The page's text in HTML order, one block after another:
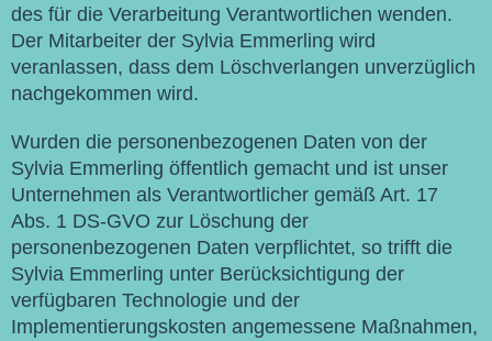
des für die Verarbeitung Verantwortlichen wenden.
Der Mitarbeiter der Sylvia Emmerling wird
veranlassen, dass dem Löschverlangen unverzüglich
nachgekommen wird.
Wurden die personenbezogenen Daten von der
Sylvia Emmerling öffentlich gemacht und ist unser
Unternehmen als Verantwortlicher gemäß Art. 17
Abs. 1 DS-GVO zur Löschung der
personenbezogenen Daten verpflichtet, so trifft die
Sylvia Emmerling unter Berücksichtigung der
verfügbaren Technologie und der
Implementierungskosten angemessene Maßnahmen,